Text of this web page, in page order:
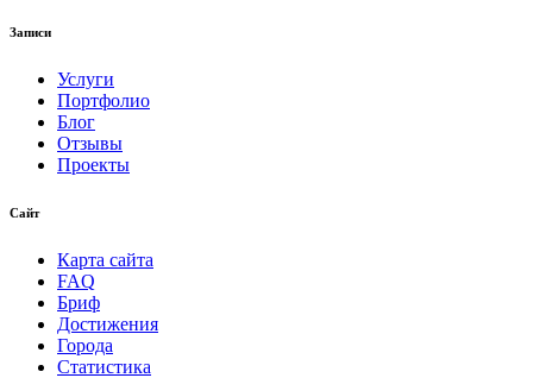
Записи
Услуги
Портфолио
Блог
Отзывы
Проекты
Сайт
Карта сайта
FAQ
Бриф
Достижения
Города
Статистика